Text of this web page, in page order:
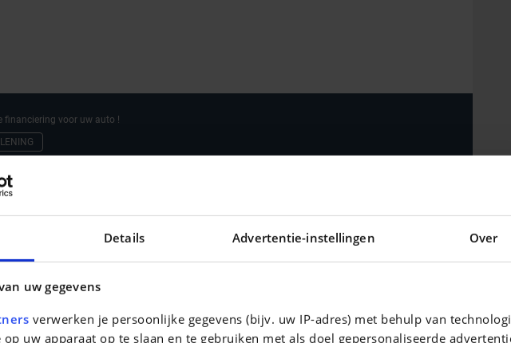
Details Advertentie-instellingen Over
uw gegevens
verwerken je persoonlijke gegevens (bijv. uw IP-adres) met behulp van
uw apparaat op te slaan en te gebruiken met als doel gepersonaliseerde
financiering voor uw auto !
KILOMETERSTAND
94 973 km
110 kw - 148 pk
Zwart